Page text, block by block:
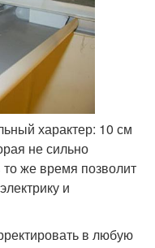
характер: 10 см
не сильно
же время позволит
и
в любую